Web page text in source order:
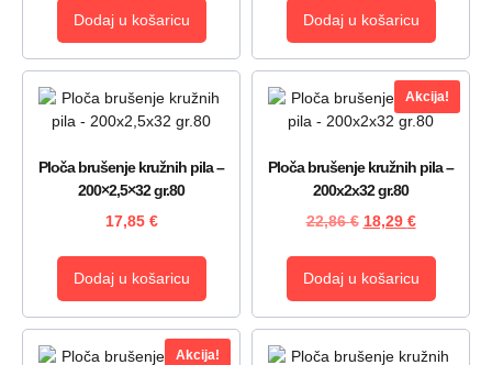
Dodaj u košaricu Dodaj u košaricu
Ploča brušenje kružnih pila –
200×2,5×32 gr.80
17,85 €
Dodaj u košaricu
Akcija!
Ploča brušenje kružnih pila –
200x2x32 gr.80
22,86€ 18,29 €
Dodaj u košaricu
Akcija!